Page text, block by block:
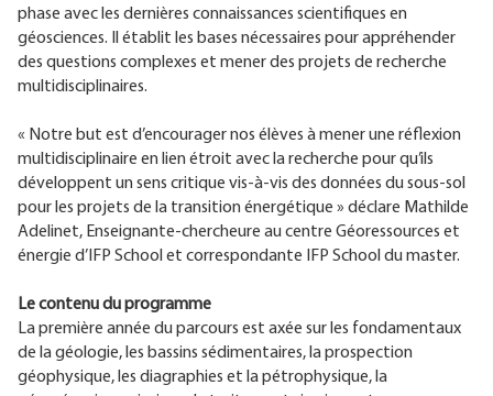
phase avec les dernières connaissances scientifiques en
géosciences. Il établit les bases nécessaires pour appréhender
des questions complexes et mener des projets de recherche
multidisciplinaires.
« Notre but est d’encourager nos élèves à mener une réflexion
multidisciplinaire en lien étroit avec la recherche pour qu’ils
développent un sens critique vis-à-vis des données du sous-sol
pour les projets de la transition énergétique » déclare Mathilde
Adelinet, Enseignante-chercheure au centre Géoressources et
énergie d’IFP School et correspondante IFP School du master.
Le contenu du programme
La première année du parcours est axée sur les fondamentaux
de la géologie, les bassins sédimentaires, la prospection
géophysique, les diagraphies et la pétrophysique, la